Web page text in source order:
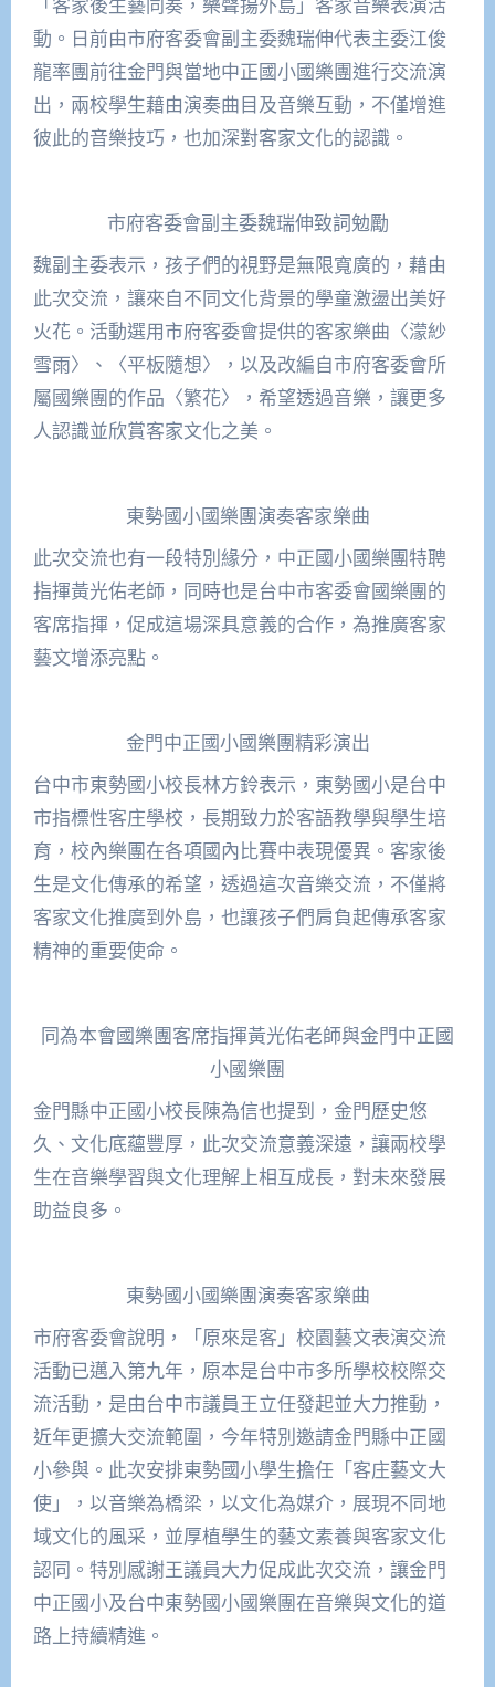
動。日前由市府客委會副主委魏瑞伸代表主委江俊
龍率團前往金門與當地中正國小國樂團進行交流演
出，兩校學生藉由演奏曲目及音樂互動，不僅增進
彼此的音樂技巧，也加深對客家文化的認識。
市府客委會副主委魏瑞伸致詞勉勵
魏副主委表示，孩子們的視野是無限寬廣的，藉由
此次交流，讓來自不同文化背景的學童激盪出美好
火花。活動選用市府客委會提供的客家樂曲〈濛紗
雪雨〉、〈平板隨想〉，以及改編自市府客委會所
屬國樂團的作品〈繁花〉，希望透過音樂，讓更多
人認識並欣賞客家文化之美。
東勢國小國樂團演奏客家樂曲
此次交流也有一段特別緣分，中正國小國樂團特聘
指揮黃光佑老師，同時也是台中市客委會國樂團的
客席指揮，促成這場深具意義的合作，為推廣客家
藝文增添亮點。
金門中正國小國樂團精彩演出
台中市東勢國小校長林方鈴表示，東勢國小是台中
市指標性客庄學校，長期致力於客語教學與學生培
育，校內樂團在各項國內比賽中表現優異。客家後
生是文化傳承的希望，透過這次音樂交流，不僅將
客家文化推廣到外島，也讓孩子們肩負起傳承客家
精神的重要使命。
同為本會國樂團客席指揮黃光佑老師與金門中正國
小國樂團
金門縣中正國小校長陳為信也提到，金門歷史悠
久、文化底蘊豐厚，此次交流意義深遠，讓兩校學
生在音樂學習與文化理解上相互成長，對未來發展
助益良多。
東勢國小國樂團演奏客家樂曲
市府客委會說明，「原來是客」校園藝文表演交流
活動已邁入第九年，原本是台中市多所學校校際交
流活動，是由台中市議員王立任發起並大力推動，
近年更擴大交流範圍，今年特別邀請金門縣中正國
小參與。此次安排東勢國小學生擔任「客庄藝文大
使」，以音樂為橋梁，以文化為媒介，展現不同地
域文化的風采，並厚植學生的藝文素養與客家文化
認同。特別感謝王議員大力促成此次交流，讓金門
中正國小及台中東勢國小國樂團在音樂與文化的道
路上持續精進。